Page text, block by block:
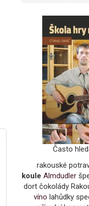
Často
rakouské
koule Almdudler
dort čokolády
víno lahůdky